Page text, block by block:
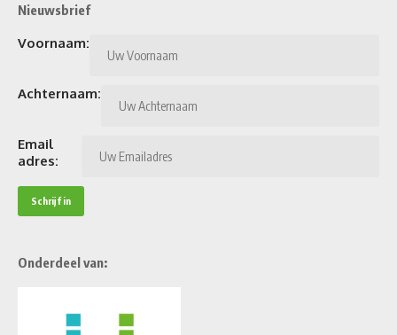
Nieuwsbrief
Voornaam:
Achternaam:
Email
adres:
Onderdeel van: